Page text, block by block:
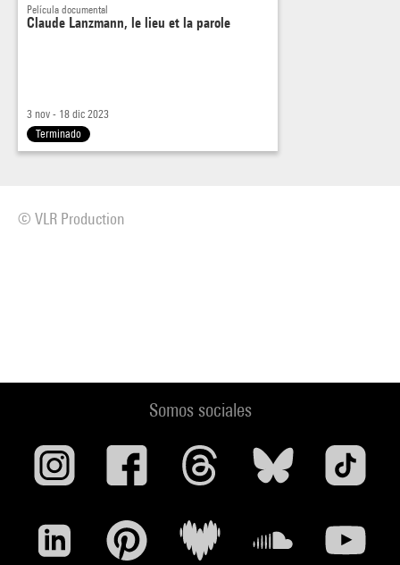
Película documental
Claude Lanzmann, le lieu et la parole
3 nov - 18 dic 2023
Terminado
© VLR Production
Somos sociales